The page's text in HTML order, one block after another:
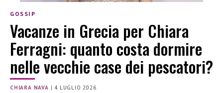
GOSSIP
Vacanze in Grecia per Chiara
Ferragni: quanto costa dormire
nelle vecchie case dei pescatori?
CHIARA NAVA |4 LUGLIO 2026